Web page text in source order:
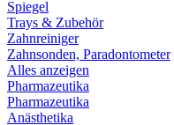
Spiegel
Trays & Zubehör
Zahnreiniger
Zahnsonden, Paradontometer
Alles anzeigen
Pharmazeutika
Pharmazeutika
Anästhetika